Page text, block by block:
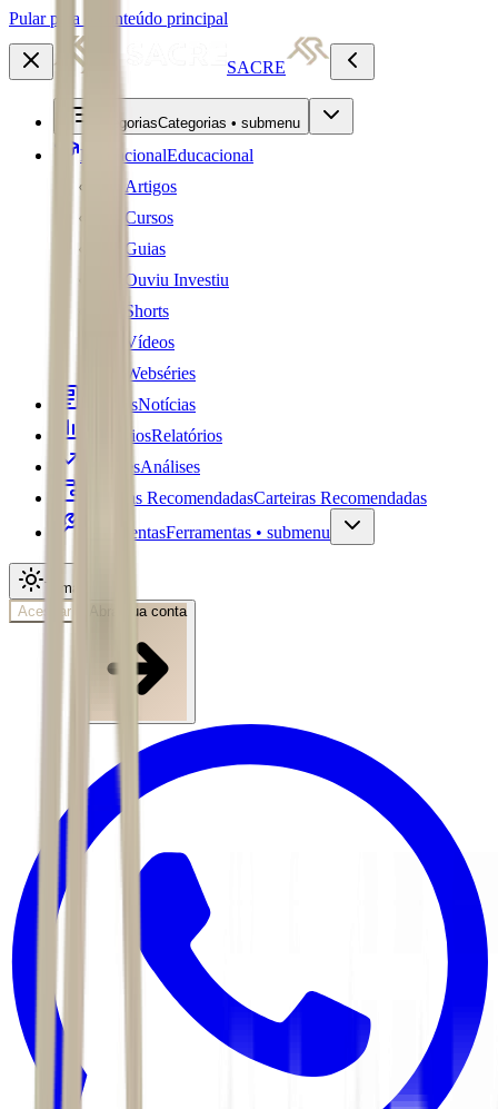
Pular para o conteúdo principal
SACRE
CategoriasCategorias • submenu
EducacionalEducacional
Artigos
Cursos
Guias
Ouviu Investiu
Shorts
Vídeos
Webséries
NotíciasNotícias
RelatóriosRelatórios
AnálisesAnálises
Carteiras RecomendadasCarteiras Recomendadas
FerramentasFerramentas • submenu
Tema
Acessar
Abra sua conta